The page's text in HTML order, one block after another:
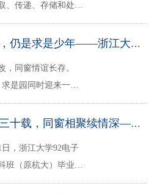
、传递、存储和处理
社会带来了巨大的进
知的手机、计算机、
能化应用，都是电子
物。电子信...
廿载归来，仍是求是少年——浙江大学信电学院2006届毕业二十周年同学会圆满举...
，同窗情谊长存。
求是园同时迎来一
电学院2006届校
、十二个班级，两百
次返校，也是时隔二
电校友的首次重...
岁月流转三十载，同窗相聚续情深——92级电子工程专业校友毕业三十周年返校活...
日，浙江大学92电子
班（原杭大）毕业三
动隆重举行。近四十